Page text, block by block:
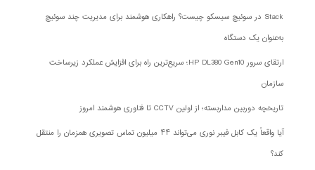
Stack در سوئیچ سیسکو چیست؟ راهکاری هوشمند برای مدیریت چند سوئیچ
به‌عنوان یک دستگاه
ارتقای سرور HP DL380 Gen10؛ سریع‌ترین راه برای افزایش عملکرد زیرساخت
سازمان
تاریخچه دوربین مداربسته؛ از اولین CCTV تا فناوری هوشمند امروز
آیا واقعاً یک کابل فیبر نوری می‌تواند ۴۴ میلیون تماس تصویری همزمان را منتقل
کند؟